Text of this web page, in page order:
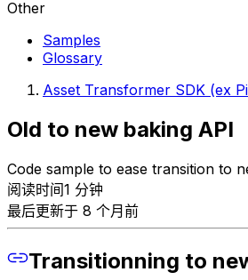
Other
Samples
Glossary
Asset Transformer SDK (ex
Old to new baking API
Code sample to ease transition to
阅读时间1 分钟
最后更新于 8 个月前
Transitionning to